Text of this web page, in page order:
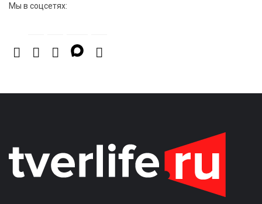
Мы в соцсетях: